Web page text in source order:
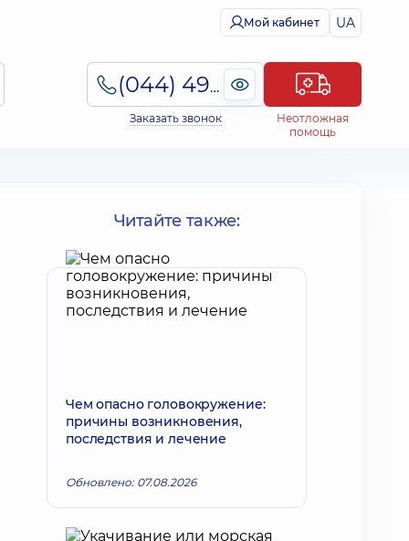
Мой кабинет UA
(044) 495-2-888
Заказать звонок
Неотложная
помощь
Читайте также:
Чем опасно головокружение:
причины возникновения,
последствия и лечение
Обновлено: 07.08.2026